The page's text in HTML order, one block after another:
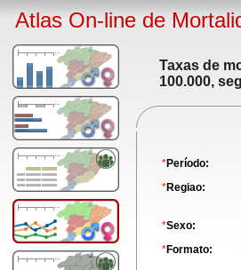
Atlas On-line de
Taxas de
100.000,
*Período:
*Regiao:
*Sexo:
*Formato: